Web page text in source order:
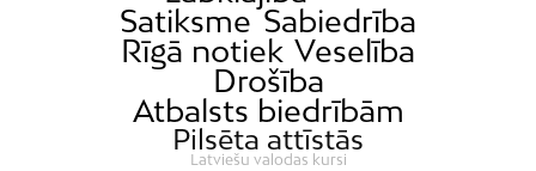
Satiksme Sabiedrība
Rīgā notiek Veselība
Drošība
Atbalsts biedrībām
Pilsēta attīstās
Latviešu valodas kursi